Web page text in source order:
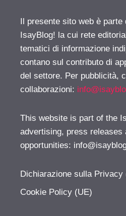
Il presente sito web è
IsayBlog! la cui rete
tematici di informazione
contano sul contributo di
del settore. Per pubblicità,
collaborazioni:
This website is part of the
advertising, press releases
opportunities:
Dichiarazione sulla Privacy
Cookie Policy (UE)